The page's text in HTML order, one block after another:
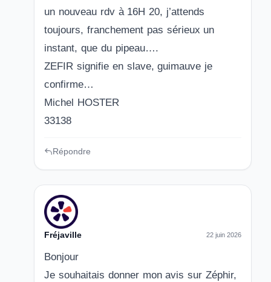
un nouveau rdv à 16H 20, j’attends
toujours, franchement pas sérieux un
instant, que du pipeau….
ZEFIR signifie en slave, guimauve je
confirme…
Michel HOSTER
33138
Répondre
Fréjaville 22 juin 2026
Bonjour
Je souhaitais donner mon avis sur Zéphir,